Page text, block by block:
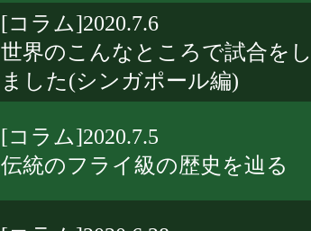
[コラム]2020.7.6
世界のこんなところで試合を
ました(シンガポール編)
[コラム]2020.7.5
伝統のフライ級の歴史を辿る